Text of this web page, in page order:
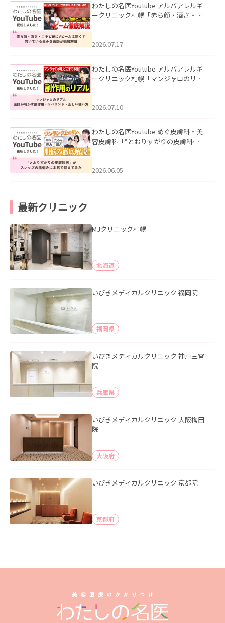
わたしの名医Youtube アルバアレルギ
ークリニック札幌「赤ら顔・酒さ・ニ
した。
2026.07.17
わたしの名医Youtube アルバアレルギ
ークリニック札幌「マンジャロのリア
た。
2026.07.10
わたしの名医Youtube めぐ皮膚科・美
容皮膚科「”とおりすがりの皮膚科
2026.06.05
最新クリニック
MJクリニック札幌
北海道
いびきメディカルクリニック 福岡院
福岡県
いびきメディカルクリニック 神戸三宮
院
兵庫県
いびきメディカルクリニック 大阪梅田
院
大阪府
いびきメディカルクリニック 京都院
京都府